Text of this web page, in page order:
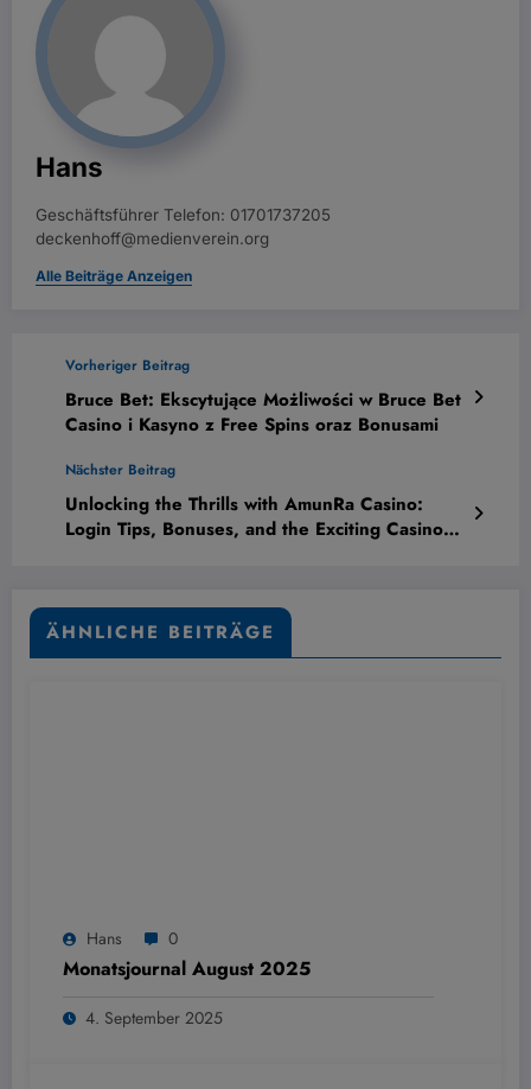
Hans
Geschäftsführer Telefon: 01701737205
deckenhoff@medienverein.org
Alle Beiträge Anzeigen
Vorheriger Beitrag
Bruce Bet: Ekscytujące Możliwości w Bruce Bet
Casino i Kasyno z Free Spins oraz Bonusami
Nächster Beitrag
Unlocking the Thrills with AmunRa Casino:
Login Tips, Bonuses, and the Exciting Casino
ÄHNLICHE BEITRÄGE
Hans 0
Monatsjournal August 2025
4. September 2025